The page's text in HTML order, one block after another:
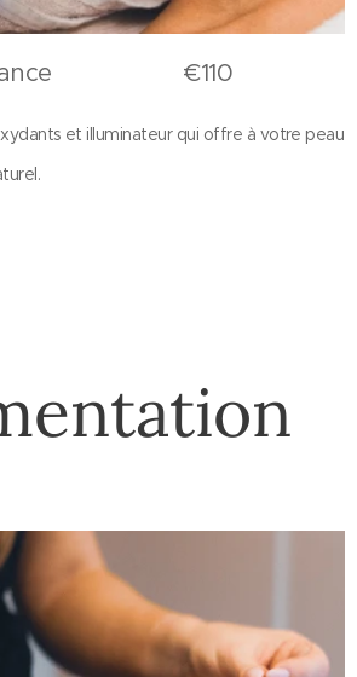
€110
et illuminateur qui offre à votre peau